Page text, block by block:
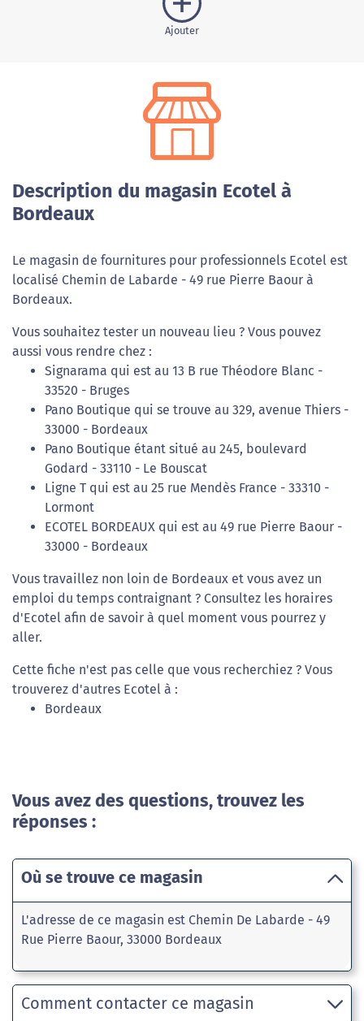
Ajouter
Description du magasin Ecotel à
Bordeaux
Le magasin de fournitures pour professionnels Ecotel est
localisé Chemin de Labarde - 49 rue Pierre Baour à
Bordeaux.
Vous souhaitez tester un nouveau lieu ? Vous pouvez
aussi vous rendre chez :
Signarama qui est au 13 B rue Théodore Blanc -
33520 - Bruges
Pano Boutique qui se trouve au 329, avenue Thiers -
33000 - Bordeaux
Pano Boutique étant situé au 245, boulevard
Godard - 33110 - Le Bouscat
Ligne T qui est au 25 rue Mendès France - 33310 -
Lormont
ECOTEL BORDEAUX qui est au 49 rue Pierre Baour -
33000 - Bordeaux
Vous travaillez non loin de Bordeaux et vous avez un
emploi du temps contraignant ? Consultez les horaires
d'Ecotel afin de savoir à quel moment vous pourrez y
aller.
Cette fiche n'est pas celle que vous recherchiez ? Vous
trouverez d'autres Ecotel à :
Bordeaux
Vous avez des questions, trouvez les
réponses :
Où se trouve ce magasin
L'adresse de ce magasin est Chemin De Labarde - 49
Rue Pierre Baour, 33000 Bordeaux
Comment contacter ce magasin